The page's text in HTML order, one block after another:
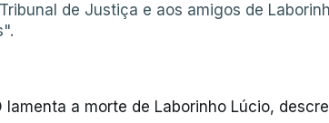
de Justiça e aos amigos de
lamenta a morte de Laborinho Lúcio,